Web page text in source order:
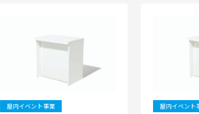
屋内イベント事業 屋内イベント